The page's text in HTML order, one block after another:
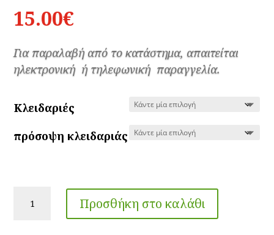
15.00€
Για παραλαβή από το κατάστημα, απαιτείται
ηλεκτρονική ή τηλεφωνική παραγγελία.
Kλειδαριές
πρόσοψη κλειδαριάς
Κλειδαριές
μεσόπορτας
Προσθήκη στο καλάθι